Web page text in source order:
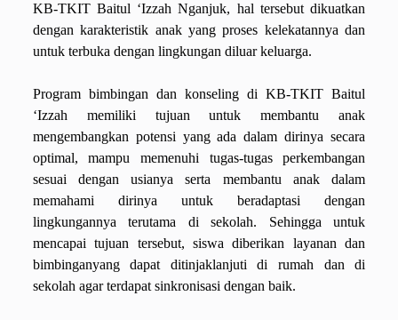
KB-TKIT Baitul ‘Izzah Nganjuk, hal tersebut dikuatkan
dengan karakteristik anak yang proses kelekatannya dan
untuk terbuka dengan lingkungan diluar keluarga.
Program bimbingan dan konseling di KB-TKIT Baitul
‘Izzah memiliki tujuan untuk membantu anak
mengembangkan potensi yang ada dalam dirinya secara
optimal, mampu memenuhi tugas-tugas perkembangan
sesuai dengan usianya serta membantu anak dalam
memahami dirinya untuk beradaptasi dengan
lingkungannya terutama di sekolah. Sehingga untuk
mencapai tujuan tersebut, siswa diberikan layanan dan
bimbinganyang dapat ditinjaklanjuti di rumah dan di
sekolah agar terdapat sinkronisasi dengan baik.